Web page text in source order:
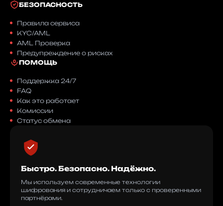
БЕЗОПАСНОСТЬ
Правила сервиса
KYC/AML
AML Проверка
Предупреждение о рисках
ПОМОЩЬ
Поддержка 24/7
FAQ
Как это работает
Комиссии
Статус обмена
Быстро. Безопасно. Надёжно.
Мы используем современные технологии
шифрования и сотрудничаем только с проверенными
партнёрами.